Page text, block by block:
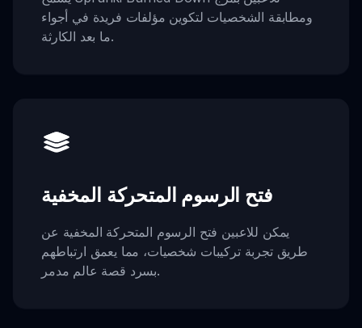
ومطابقة الشخصيات لتكوين مؤلفات فريدة في أجواء
ما بعد الكارثة.
فتح الرسوم المتحركة المخفية
يمكن للاعبين فتح الرسوم المتحركة المخفية عن
طريق تجربة تركيبات شخصيات، مما يعمق ارتباطهم
بسرد قصة عالم مدمر.